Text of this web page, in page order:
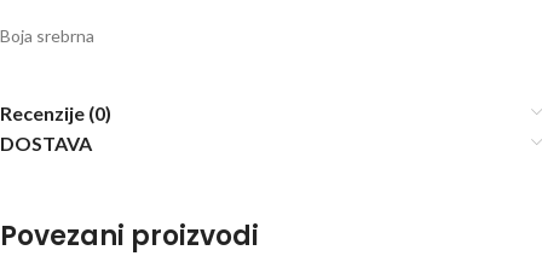
Boja srebrna
Recenzije (0)
DOSTAVA
Povezani proizvodi